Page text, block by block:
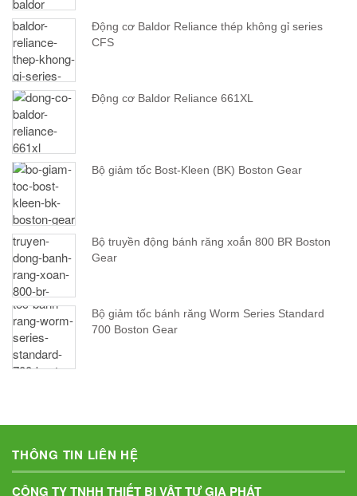
Động cơ Baldor Reliance thép không gỉ series
CFS
Động cơ Baldor Reliance 661XL
Bộ giảm tốc Bost-Kleen (BK) Boston Gear
Bộ truyền động bánh răng xoắn 800 BR Boston
Gear
Bộ giảm tốc bánh răng Worm Series Standard
700 Boston Gear
THÔNG TIN LIÊN HỆ
CÔNG TY TNHH THIẾT BỊ VẬT TƯ GIA PHÁT